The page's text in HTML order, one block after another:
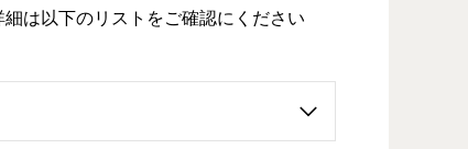
は以下のリストをご確認にください